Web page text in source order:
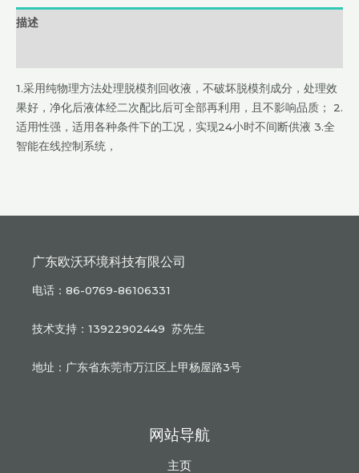
描述
1.采用纯物理方法处理脱模剂回收液，不破坏脱模剂成分，处理效
果好，净化后液体经二次配比后可全部再利用，且不影响品质； 2.
适用性强，适用各种条件下的工况，实现24小时不间断供液 3.全
智能在线控制系统，
广东欧沃环境科技有限公司
电话：86-0769-86106331
技术支持：13922902449 苏先生
地址：广东省东莞市万江区上甲杨屋路3号
网站导航
主页